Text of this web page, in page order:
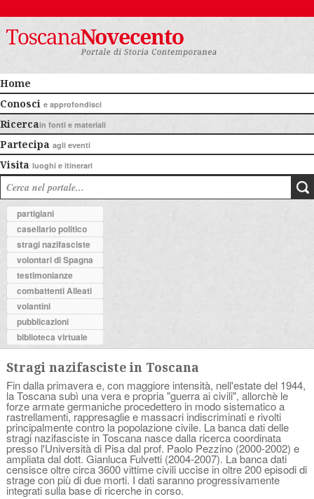
Home
Conosci e approfondisci
Ricercain fonti e materiali
Partecipa agli eventi
Visita luoghi e itinerari
partigiani
casellario politico
stragi nazifasciste
volontari di Spagna
testimonianze
combattenti Alleati
volantini
pubblicazioni
biblioteca virtuale
Stragi nazifasciste in Toscana
Fin dalla primavera e, con maggiore intensità, nell'estate del 1944,
la Toscana subì una vera e propria "guerra ai civili", allorchè le
forze armate germaniche procedettero in modo sistematico a
rastrellamenti, rappresaglie e massacri indiscriminati e rivolti
principalmente contro la popolazione civile. La banca dati delle
stragi nazifasciste in Toscana nasce dalla ricerca coordinata
presso l'Università di Pisa dal prof. Paolo Pezzino (2000-2002) e
ampliata dal dott. Gianluca Fulvetti (2004-2007). La banca dati
censisce oltre circa 3600 vittime civili uccise in oltre 200 episodi di
strage con più di due morti. I dati saranno progressivamente
integrati sulla base di ricerche in corso.